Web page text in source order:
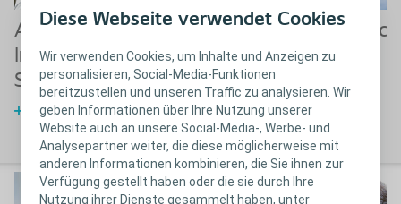
Diese Webseite verwendet Cookies
Wir verwenden Cookies, um Inhalte und Anzeigen zu
personalisieren, Social-Media-Funktionen
bereitzustellen und unseren Traffic zu analysieren. Wir
geben Informationen über Ihre Nutzung unserer
Website auch an unsere Social-Media-, Werbe- und
Analysepartner weiter, die diese möglicherweise mit
anderen Informationen kombinieren, die Sie ihnen zur
Verfügung gestellt haben oder die sie durch Ihre
Nutzung ihrer Dienste gesammelt haben, unter
Allgemeine
Informationen zu
Steinleiden
Erfahren Sie mehr über
Steinleiden
Erfahren Sie mehr über die
Behandlungsmöglichkeiten